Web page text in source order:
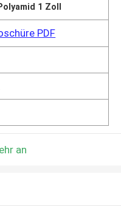
1 Zoll
PDF
an